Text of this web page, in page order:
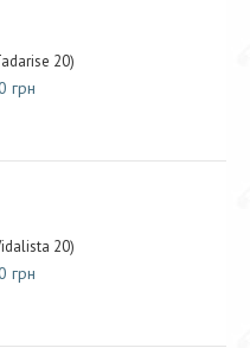
20)
грн
20)
грн